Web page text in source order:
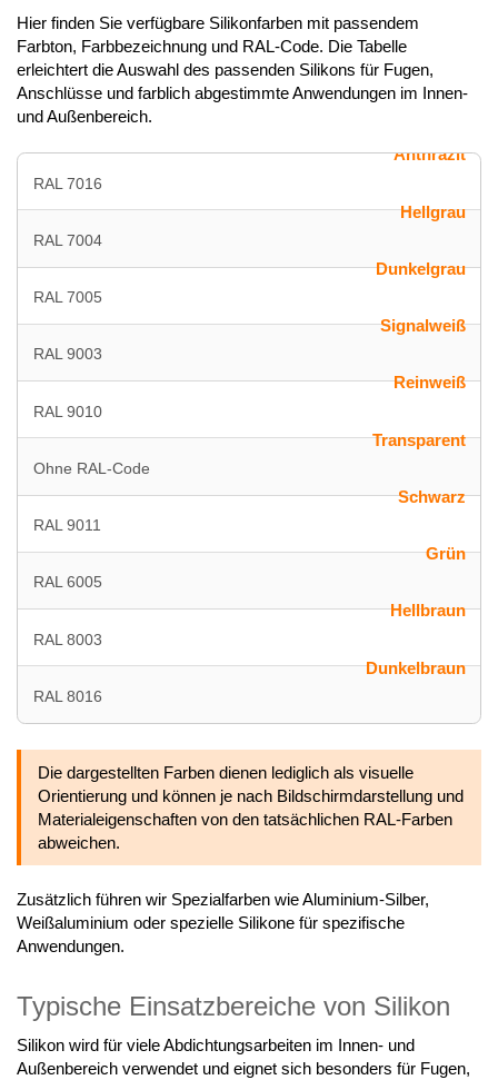
Hier finden Sie verfügbare Silikonfarben mit passendem
Farbton, Farbbezeichnung und RAL-Code. Die Tabelle
erleichtert die Auswahl des passenden Silikons für Fugen,
Anschlüsse und farblich abgestimmte Anwendungen im Innen-
und Außenbereich.
Anthrazit
RAL 7016
Hellgrau
RAL 7004
Dunkelgrau
RAL 7005
Signalweiß
RAL 9003
Reinweiß
RAL 9010
Transparent
Ohne RAL-Code
Schwarz
RAL 9011
Grün
RAL 6005
Hellbraun
RAL 8003
Dunkelbraun
RAL 8016
Die dargestellten Farben dienen lediglich als visuelle
Orientierung und können je nach Bildschirmdarstellung und
Materialeigenschaften von den tatsächlichen RAL-Farben
abweichen.
Zusätzlich führen wir Spezialfarben wie Aluminium-Silber,
Weißaluminium oder spezielle Silikone für spezifische
Anwendungen.
Typische Einsatzbereiche von Silikon
Silikon wird für viele Abdichtungsarbeiten im Innen- und
Außenbereich verwendet und eignet sich besonders für Fugen,